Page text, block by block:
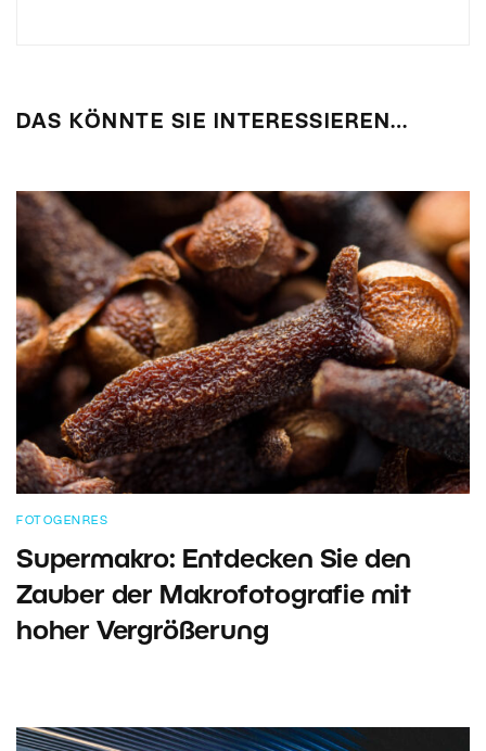
DAS KÖNNTE SIE INTERESSIEREN…
FOTOGENRES
Supermakro: Entdecken Sie den
Zauber der Makrofotografie mit
hoher Vergrößerung